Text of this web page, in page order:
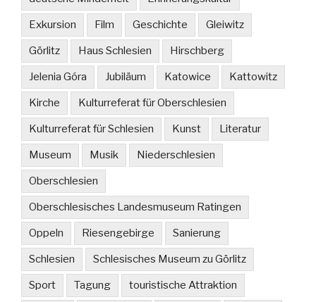
Exkursion Film Geschichte Gleiwitz
Görlitz Haus Schlesien Hirschberg
Jelenia Góra Jubiläum Katowice Kattowitz
Kirche Kulturreferat für Oberschlesien
Kulturreferat für Schlesien Kunst Literatur
Museum Musik Niederschlesien
Oberschlesien
Oberschlesisches Landesmuseum Ratingen
Oppeln Riesengebirge Sanierung
Schlesien Schlesisches Museum zu Görlitz
Sport Tagung touristische Attraktion